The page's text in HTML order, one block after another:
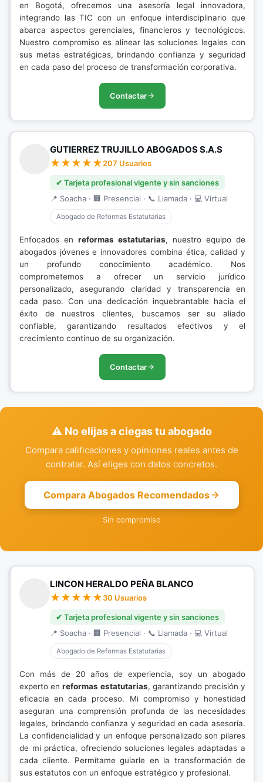
en Bogotá, ofrecemos una asesoría legal innovadora,
integrando las TIC con un enfoque interdisciplinario que
abarca aspectos gerenciales, financieros y tecnológicos.
Nuestro compromiso es alinear las soluciones legales con
sus metas estratégicas, brindando confianza y seguridad
en cada paso del proceso de transformación corporativa.
Contactar
GUTIERREZ TRUJILLO ABOGADOS S.A.S
207 Usuarios
✔ Tarjeta profesional vigente y sin sanciones
📍 Soacha · 🏢 Presencial · 📞 Llamada · 💻 Virtual
Abogado de Reformas Estatutarias
Enfocados en reformas estatutarias, nuestro equipo de
abogados jóvenes e innovadores combina ética, calidad y
un profundo conocimiento académico. Nos
comprometemos a ofrecer un servicio jurídico
personalizado, asegurando claridad y transparencia en
cada paso. Con una dedicación inquebrantable hacia el
éxito de nuestros clientes, buscamos ser su aliado
confiable, garantizando resultados efectivos y el
crecimiento continuo de su organización.
Contactar
⚠️ No elijas a ciegas tu abogado
Compara calificaciones y opiniones reales antes de
contratar. Así eliges con datos concretos.
Compara Abogados Recomendados
Sin compromiso
LINCON HERALDO PEÑA BLANCO
30 Usuarios
✔ Tarjeta profesional vigente y sin sanciones
📍 Soacha · 🏢 Presencial · 📞 Llamada · 💻 Virtual
Abogado de Reformas Estatutarias
Con más de 20 años de experiencia, soy un abogado
experto enreformas estatutarias, garantizando precisión y
eficacia en cada proceso. Mi compromiso y honestidad
aseguran una comprensión profunda de las necesidades
legales, brindando confianza y seguridad en cada asesoría.
La confidencialidad y un enfoque personalizado son pilares
de mi práctica, ofreciendo soluciones legales adaptadas a
cada cliente. Permítame guiarle en la transformación de
sus estatutos con un enfoque estratégico y profesional.